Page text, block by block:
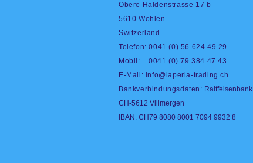
Obere Haldenstrasse 17 b
5610 Wohlen
Switzerland
Telefon: 0041 (0) 56 624 49 29
Mobil: 0041 (0) 79 384 47 43
E-Mail: info@laperla-trading.ch
Bankverbindungsdaten: Raiffeisenbank
CH-5612 Villmergen
IBAN: CH79 8080 8001 7094 9932 8